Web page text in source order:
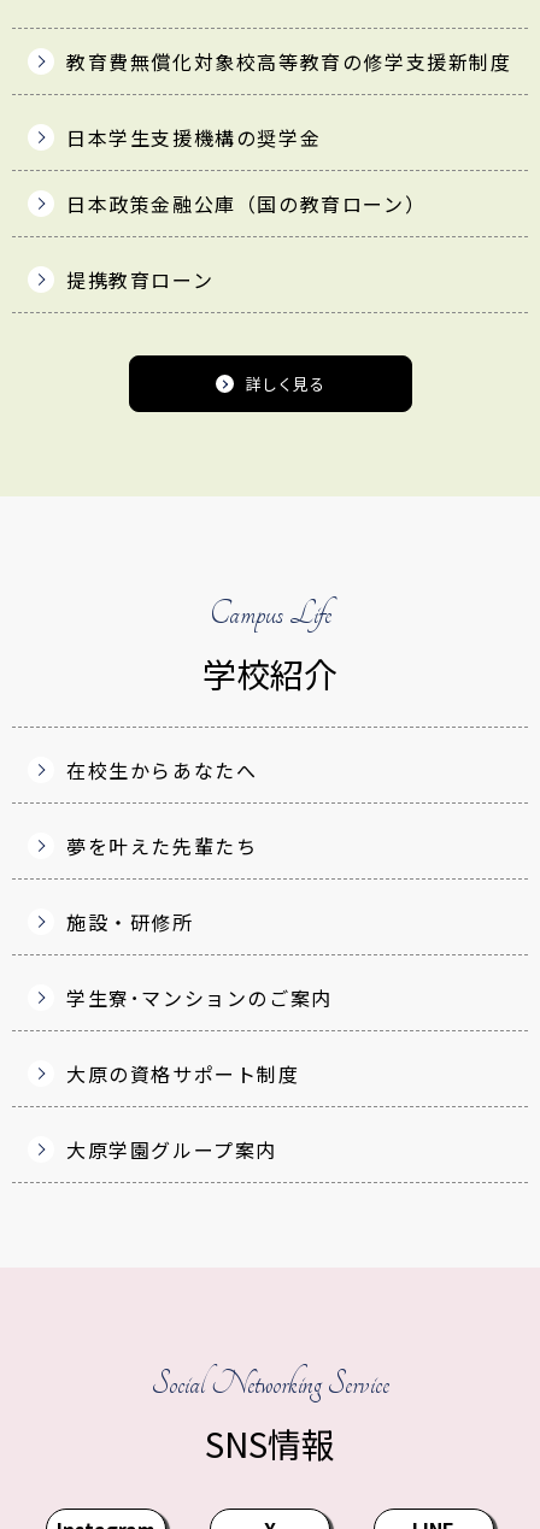
教育費無償化対象校高等教育の修学支援新制度
日本学生支援機構の奨学金
日本政策金融公庫 （国の教育ローン）
提携教育ローン
詳しく見る
Campus Life
学校紹介
在校生からあなたへ
夢を叶えた先輩たち
施設・研修所
学生寮･マンションのご案内
大原の資格サポート制度
大原学園グループ案内
Social Networking Service
SNS情報